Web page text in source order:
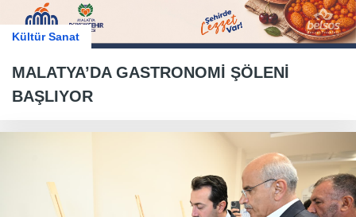
Kültür Sanat
MALATYA’DA GASTRONOMİ ŞÖLENİ
BAŞLIYOR